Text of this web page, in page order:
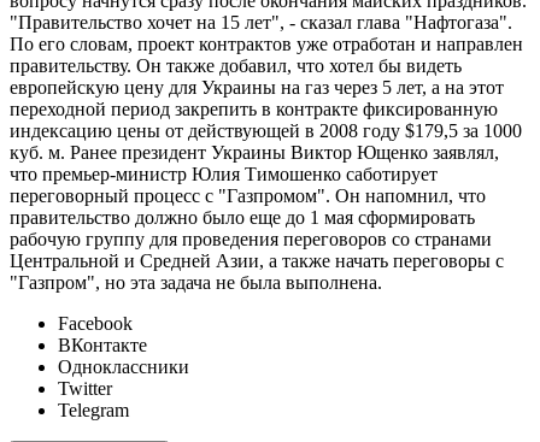
"Правительство хочет на 15 лет", - сказал глава "Нафтогаза".
По его словам, проект контрактов уже отработан и направлен
правительству. Он также добавил, что хотел бы видеть
европейскую цену для Украины на газ через 5 лет, а на этот
переходной период закрепить в контракте фиксированную
индексацию цены от действующей в 2008 году $179,5 за 1000
куб. м. Ранее президент Украины Виктор Ющенко заявлял,
что премьер-министр Юлия Тимошенко саботирует
переговорный процесс с "Газпромом". Он напомнил, что
правительство должно было еще до 1 мая сформировать
рабочую группу для проведения переговоров со странами
Центральной и Средней Азии, а также начать переговоры с
"Газпром", но эта задача не была выполнена.
Facebook
ВКонтакте
Одноклассники
Twitter
Telegram